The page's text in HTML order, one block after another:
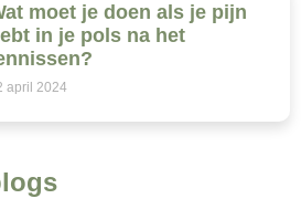
moet je doen als je pijn
in je pols na het
april 2024